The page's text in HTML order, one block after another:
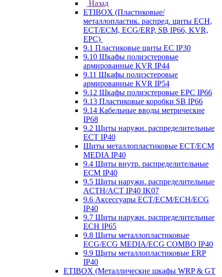
Назад
ETIBOX (Пластиковые/
металлопластик. распред. щиты ECH,
ECT/ECM, ECG/ERP, SB IP66, KVR,
EPC)
9.1 Пластиковые щиты EC IP30
9.10 Шкафы полиэстеровые
армированные KVR IP44
9.11 Шкафы полиэстеровые
армированные KVR IP54
9.12 Шкафы полиэстеровые EPC IP66
9.13 Пластиковые коробки SB IP66
9.14 Кабельные вводы метрические
IP68
9.2 Щиты наружн. распределительные
ECT IP40
Щиты металлопластиковые ECT/ECM
MEDIA IP40
9.4 Щиты внутр. распределительные
ECМ IP40
9.5 Щиты наружн. распределительные
ACTH/ACT IP40 IK07
9.6 Аксессуары ECT/ECM/ECH/ECG
IP40
9.7 Щиты наружн. распределительные
ECH IP65
9.8 Щиты металлопластиковые
ECG/ECG MEDIA/ECG COMBO IP40
9.9 Щиты металлопластиковые ERP
IP40
ETIBOX (Металлические шкафы WRP & GT